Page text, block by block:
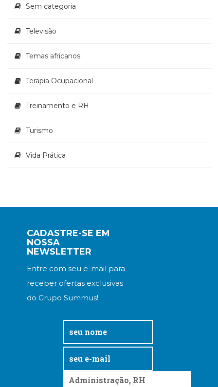
Sem categoria
Televisão
Temas africanos
Terapia Ocupacional
Treinamento e RH
Turismo
Vida Prática
CADASTRE-SE EM
NOSSA
NEWSLETTER
Entre com seu e-mail para
receber ofertas exclusivas
do Grupo Summus!